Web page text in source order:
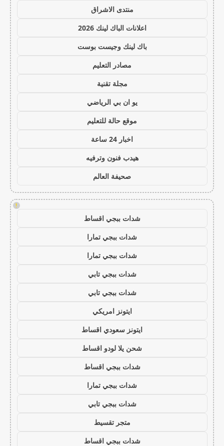
منتدى الاشراق
اعلانات الباك لينك 2026
باك لينك وجيست بوست
مصادر التعليم
مجلة تقنية
يو ان بي الرياضي
موقع حالة للتعليم
اخبار 24 ساعة
هيدب فنون وترفيه
صحيفة العالم
!
شدات ببجي اقساط
شدات ببجي تمارا
شدات ببجي تمارا
شدات ببجي تابي
شدات ببجي تابي
ايتونز امريكي
ايتونز سعودي اقساط
شحن يلا لودو اقساط
شدات ببجي اقساط
شدات ببجي تمارا
شدات ببجي تابي
متجر تقسيط
شدات ببجي اقساط